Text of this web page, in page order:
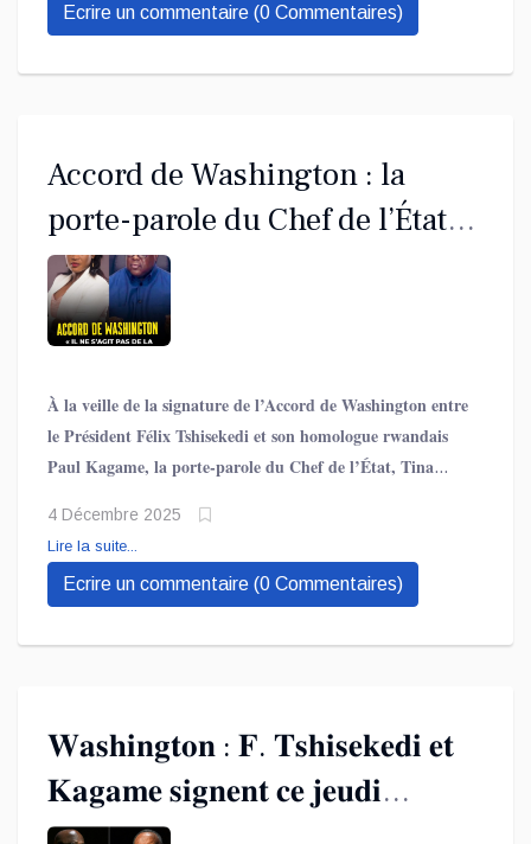
Ecrire un commentaire (0 Commentaires)
Accord de Washington : la
porte-parole du Chef de l’État
met fin aux spéculations
À la veille de la signature de l’Accord de Washington entre
le Président Félix Tshisekedi et son homologue rwandais
Paul Kagame, la porte-parole du Chef de l’État, Tina
de presse cruciale dans la capitale américainen pour
dissiper les zones d’ombre et répondre aux nombreuses
spéculations qui enflamment l’opinion depuis plusieurs
4 Décembre 2025
Lire la suite...
Ecrire un commentaire (0 Commentaires)
𝐖𝐚𝐬𝐡𝐢𝐧𝐠𝐭𝐨𝐧 : 𝐅. 𝐓𝐬𝐡𝐢𝐬𝐞𝐤𝐞𝐝𝐢 𝐞𝐭
𝐊𝐚𝐠𝐚𝐦𝐞 𝐬𝐢𝐠𝐧𝐞𝐧𝐭 𝐜𝐞 𝐣𝐞𝐮𝐝𝐢